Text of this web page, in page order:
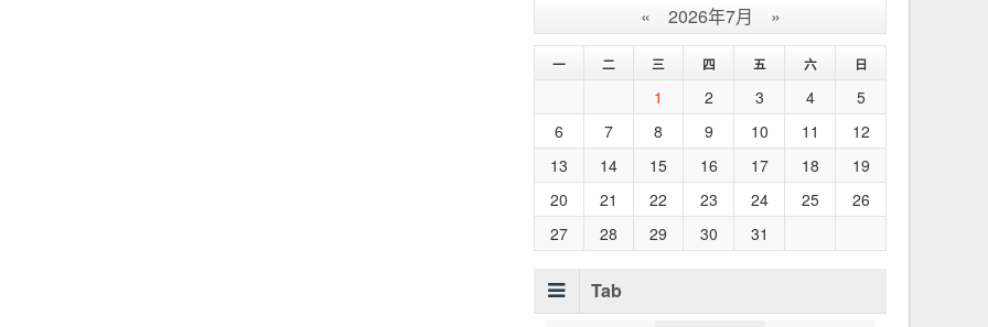
« 2026年7月 »
一 二 三 四 五 六 日
1 2 3 4
5
6
7 8 9 10 11
12
13
14 15 16 17 18
19
20
21 22 23 24 25
26
27
28 29 30 31
Tab